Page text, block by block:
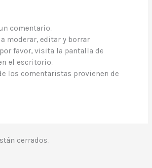
comentario.
moderar, editar y borrar
favor, visita la pantalla de
el escritorio.
los comentaristas provienen de
cerrados.